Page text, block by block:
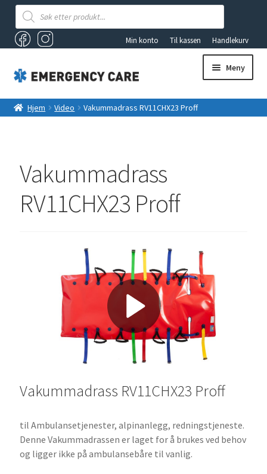
Products
search
Min konto Til kassen Handlekurv
Meny
AKUTTSEKKER OG FØRSTEHJELPSBAGER
FØRSTEHJELP
VAKUUMMADRASSER
Hjem Video Vakummadrass RV11CHX23 Proff
Vakummadrass
RV11CHX23 Proff
Vakummadrass RV11CHX23 Proff
til Ambulansetjenester, alpinanlegg, redningstjeneste.
Denne Vakummadrassen er laget for å brukes ved behov
og ligger ikke på ambulansebåre til vanlig.